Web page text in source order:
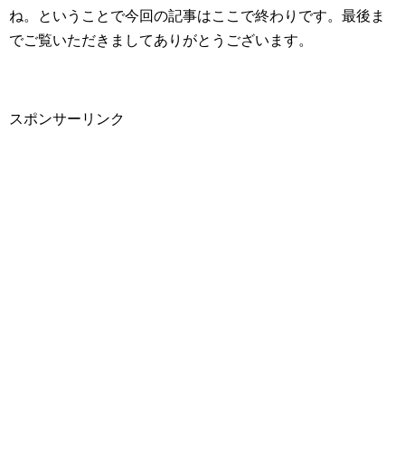
ね。ということで今回の記事はここで終わりです。最後ま
でご覧いただきましてありがとうございます。
スポンサーリンク